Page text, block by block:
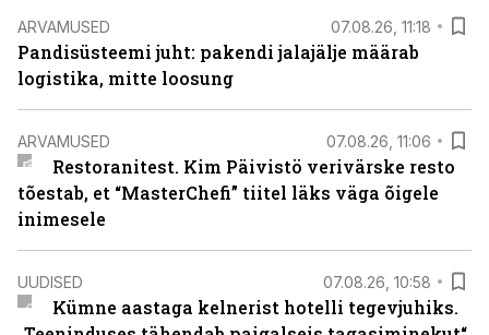
ARVAMUSED 07.08.26, 11:18
Pandisüsteemi juht: pakendi jalajälje määrab
logistika, mitte loosung
ARVAMUSED 07.08.26, 11:06
Restoranitest. Kim Päivistö verivärske resto
tõestab, et “MasterChefi” tiitel läks väga õigele
inimesele
UUDISED 07.08.26, 10:58
Kümne aastaga kelnerist hotelli tegevjuhiks.